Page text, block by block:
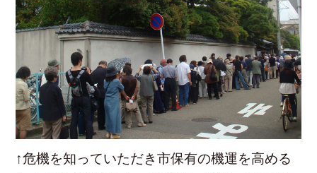
↑危機を知っていただき市保有の機運を高める